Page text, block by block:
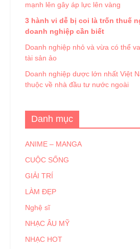
mạnh lên gây áp lực lên vàng
3 hành vi dễ bị coi là trốn thuế
doanh nghiệp cần biết
Doanh nghiệp nhỏ và vừa có thể
tài sản ảo
Doanh nghiệp dược lớn nhất Việt
thuộc về nhà đầu tư nước ngoài
Danh mục
ANIME – MANGA
CUỘC SỐNG
GIẢI TRÍ
LÀM ĐẸP
Nghệ sĩ
NHẠC ÂU MỸ
NHẠC HOT